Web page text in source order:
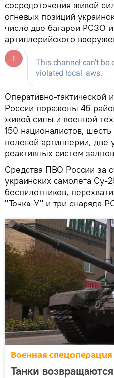
сосредоточения живой
огневых позиций
числе две батареи РСЗО
артиллерийского
Оперативно-тактической
России поражены 46
живой силы и военной
150 националистов,
полевой артиллерии, две
реактивных систем
Средства ПВО России за
украинских самолета Су-
беспилотников,
"Точка-У" и три снаряда
Военная
Танки возвращаются